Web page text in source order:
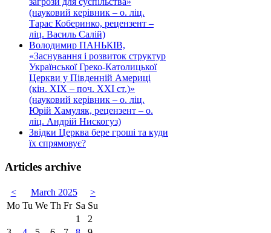
(науковий керівник – о. ліц.
Тарас Коберинко, рецензент –
ліц. Василь Салій)
Володимир ПАНЬКІВ,
«Заснування і розвиток структур
Української Греко-Католицької
Церкви у Південній Америці
(кін. ХІХ – поч. ХХІ ст.)»
(науковий керівник – о. ліц.
Юрій Хамуляк, рецензент – о.
ліц. Андрій Нискогуз)
Звідки Церква бере гроші та куди
їх спрямовує?
Articles archive
< March 2025
>
Mo Tu We Th Fr Sa Su
1
2